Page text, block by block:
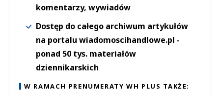
komentarzy, wywiadów
Dostęp do całego archiwum artykułów
na portalu wiadomoscihandlowe.pl -
ponad 50 tys. materiałów
dziennikarskich
W RAMACH PRENUMERATY WH PLUS TAKŻE: